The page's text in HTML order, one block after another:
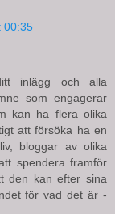
00:35
inlägg och alla
som engagerar
kan ha flera olika
att försöka ha en
bloggar av olika
spendera framför
den kan efter sina
för vad det är -